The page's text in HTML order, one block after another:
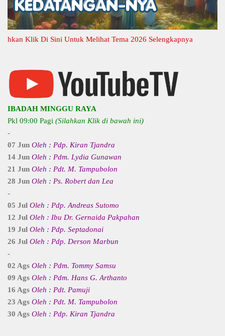
Klik Di Sini Untuk Melihat Tema 2026 Selengkapnya
IBADAH MINGGU RAYA
Pkl 09:00 Pagi (Silahkan Klik di bawah ini)
-
07 Jun Oleh : Pdp. Kiran Tjandra
14 Jun Oleh : Pdm. Lydia Gunawan
21 Jun Oleh : Pdt. M. Tampubolon
28 Jun Oleh : Ps. Robert dan Lea
-
05 Jul Oleh : Pdp. Andreas Sutomo
12 Jul Oleh : Ibu Dr. Gernaida Pakpahan
19 Jul Oleh : Pdp. Septadonai
26 Jul Oleh : Pdp. Derson Marbun
-
02 Ags Oleh : Pdm. Tommy Samsu
09 Ags Oleh : Pdm. Hans G. Arthanto
16 Ags Oleh : Pdt. Pamuji
23 Ags Oleh : Pdt. M. Tampubolon
30 Ags Oleh : Pdp. Kiran Tjandra